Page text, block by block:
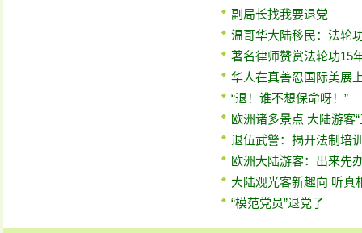
副局长找我要退党
温哥华大陆移民：法轮
著名律师赞赏法轮功15
华人在真善忍国际美展
“退！谁不想保命呀！”
欧洲诸多景点 大陆游客
退伍武警：揭开法制培
欧洲大陆游客：出来先
大陆观光客新趣向 听真
“模范党员”退党了